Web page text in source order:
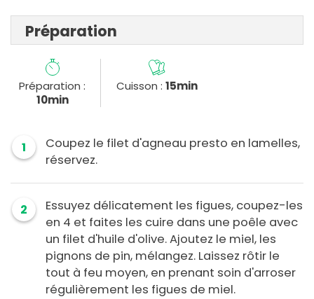
Préparation
Préparation :
10min
Cuisson : 15min
1
Coupez le filet d'agneau presto en lamelles,
réservez.
2
Essuyez délicatement les figues, coupez-les
en 4 et faites les cuire dans une poêle avec
un filet d'huile d'olive. Ajoutez le miel, les
pignons de pin, mélangez. Laissez rôtir le
tout à feu moyen, en prenant soin d'arroser
régulièrement les figues de miel.